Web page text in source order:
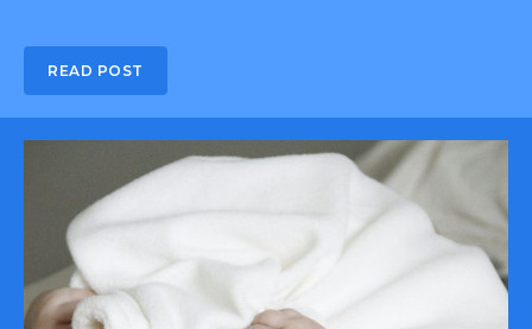
READ POST